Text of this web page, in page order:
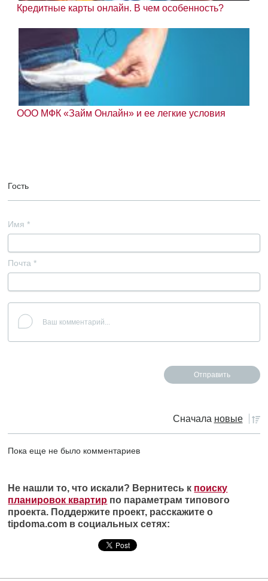
Кредитные карты онлайн. В чем особенность?
ООО МФК «Займ Онлайн» и ее легкие условия
Гость
Имя *
Почта *
Сначала новые
Пока еще не было комментариев
Не нашли то, что искали? Вернитесь к поиску
планировок квартир по параметрам типового
проекта. Поддержите проект, расскажите о
tipdoma.com в социальных сетях: